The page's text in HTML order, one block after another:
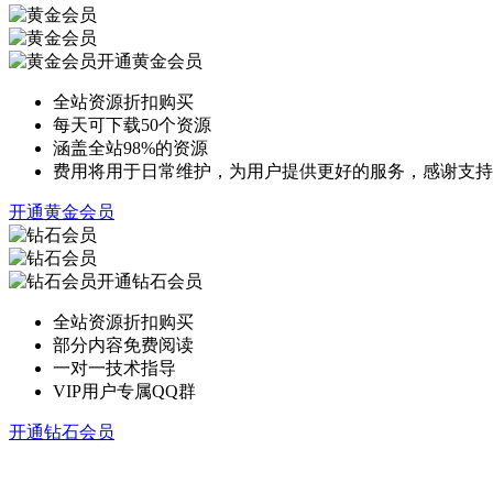
开通黄金会员
全站资源折扣购买
每天可下载50个资源
涵盖全站98%的资源
费用将用于日常维护，为用户提供更好的服务，感谢支持
开通黄金会员
开通钻石会员
全站资源折扣购买
部分内容免费阅读
一对一技术指导
VIP用户专属QQ群
开通钻石会员